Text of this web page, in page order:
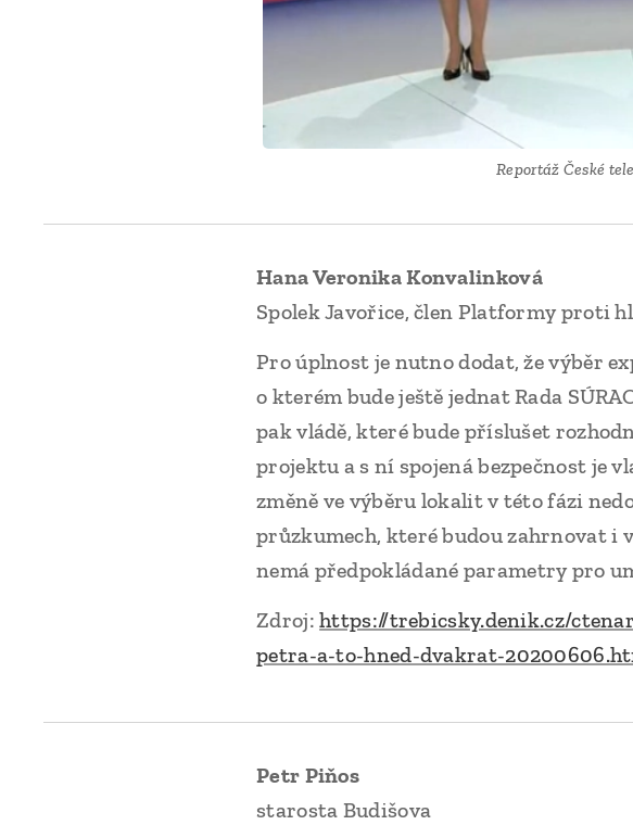
Reportáž České
Hana Veronika Konvalinková
Spolek Javořice, člen Platformy proti
Pro úplnost je nutno dodat, že výběr
o kterém bude ještě jednat Rada
pak vládě, které bude příslušet
projektu a s ní spojená bezpečnost je
změně ve výběru lokalit v této fázi
průzkumech, které budou zahrnovat i
nemá předpokládané parametry pro
Zdroj:https://trebicsky.denik.cz/
petra-a-to-hned-dvakrat-
Petr Piňos
starosta Budišova